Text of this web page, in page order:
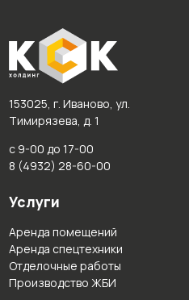
153025, г. Иваново, ул.
Тимирязева, д. 1
с 9-00 до 17-00
8 (4932) 28-60-00
Услуги
Аренда помещений
Аренда спецтехники
Отделочные работы
Производство ЖБИ